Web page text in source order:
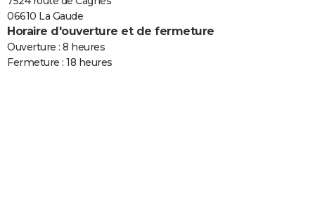
06610 La Gaude
Horaire d'ouverture et de fermeture
Ouverture : 8 heures
Fermeture : 18 heures